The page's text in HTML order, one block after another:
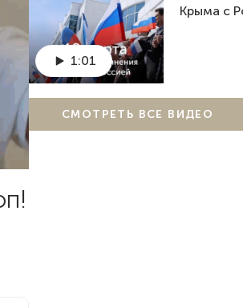
1:01
Крыма с
СМОТРЕТЬ ВСЕ ВИДЕО